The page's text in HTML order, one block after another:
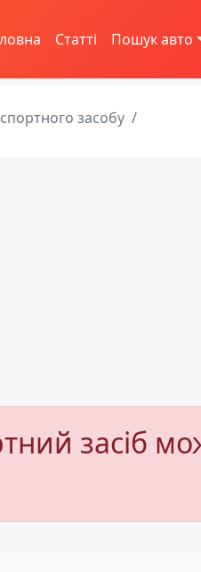
Статті Пошук авто
засобу
засіб